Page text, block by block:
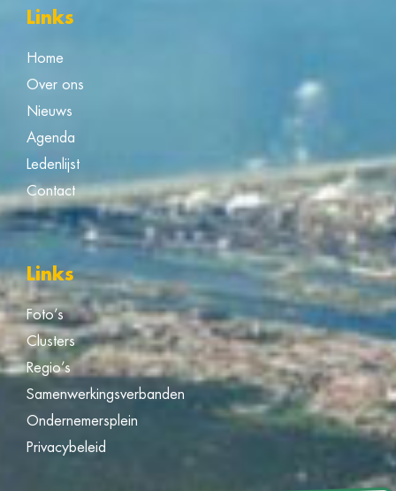
Links
Home
Over ons
Nieuws
Agenda
Ledenlijst
Contact
Links
Foto’s
Clusters
Regio’s
Samenwerkingsverbanden
Ondernemersplein
Privacybeleid